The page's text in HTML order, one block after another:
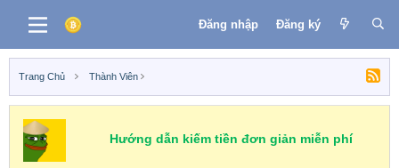
Đăng nhập Đăng ký
Trang Chủ Thành Viên
Hướng dẫn kiếm tiền đơn giản miễn phí